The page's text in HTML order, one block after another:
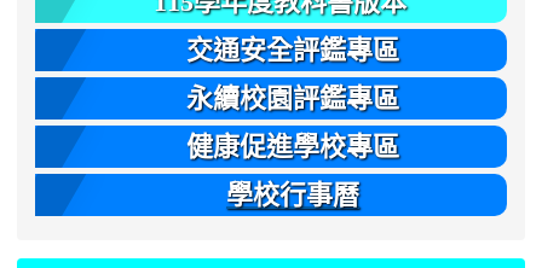
交通安全評鑑專區
永續校園評鑑專區
健康促進學校專區
學校行事曆